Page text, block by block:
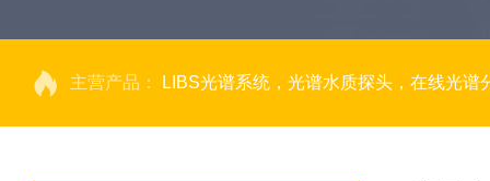
主营产品： LIBS光谱系统，光谱水质探头，在线光谱分析，高光谱相机，量子效